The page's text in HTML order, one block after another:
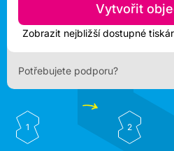
Vytvořit
Potřebujete podporu?
1 2